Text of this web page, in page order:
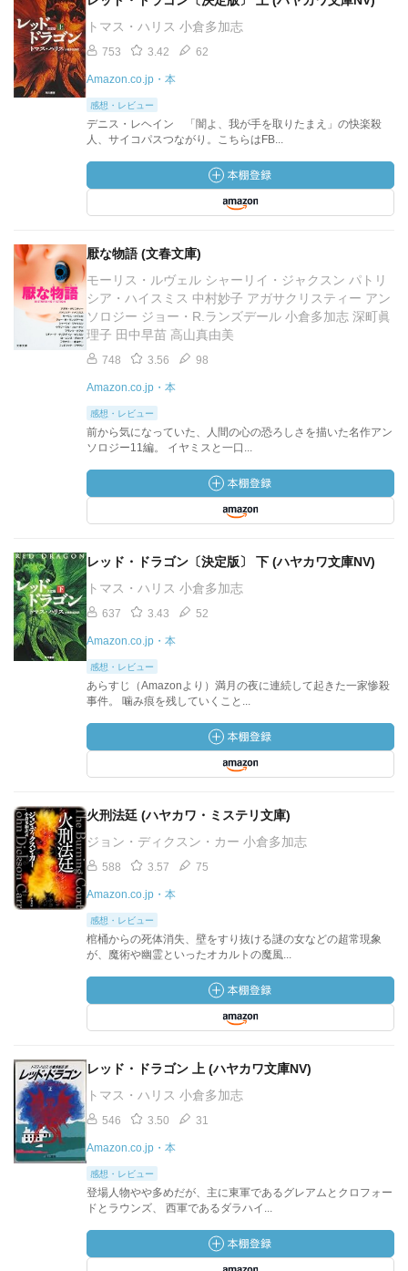
トマス・ハリス 小倉多加志
753 3.42 62
Amazon.co.jp・本
感想・レビュー
デニス・レヘイン 「闇よ、我が手を取りたまえ」の快楽殺
人、サイコパスつながり。こちらはFB...
厭な物語 (文春文庫)
モーリス・ルヴェル シャーリイ・ジャクスン パトリ
シア・ハイスミス 中村妙子 アガサクリスティー アン
ソロジー ジョー・R.ランズデール 小倉多加志 深町眞
理子 田中早苗 高山真由美
748 3.56 98
Amazon.co.jp・本
感想・レビュー
前から気になっていた、人間の心の恐ろしさを描いた名作アン
ソロジー11編。 イヤミスと一口...
レッド・ドラゴン〔決定版〕 下 (ハヤカワ文庫NV)
トマス・ハリス 小倉多加志
637 3.43 52
Amazon.co.jp・本
感想・レビュー
あらすじ（Amazonより）満月の夜に連続して起きた一家惨殺
事件。 噛み痕を残していくこと...
火刑法廷 (ハヤカワ・ミステリ文庫)
ジョン・ディクスン・カー 小倉多加志
588 3.57 75
Amazon.co.jp・本
感想・レビュー
棺桶からの死体消失、壁をすり抜ける謎の女などの超常現象
が、魔術や幽霊といったオカルトの魔風...
レッド・ドラゴン 上 (ハヤカワ文庫NV)
トマス・ハリス 小倉多加志
546 3.50 31
Amazon.co.jp・本
感想・レビュー
登場人物やや多めだが、主に東軍であるグレアムとクロフォー
ドとラウンズ、 西軍であるダラハイ...